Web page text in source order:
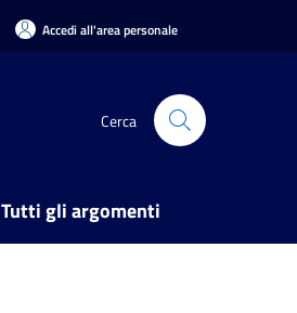
Accedi all'area personale
Cerca
Tutti gli argomenti